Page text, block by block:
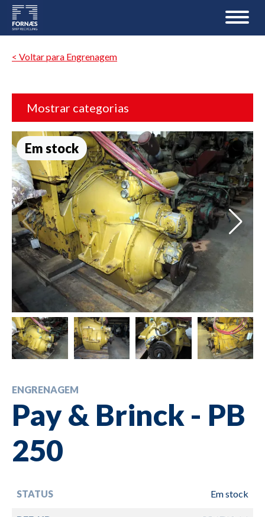
< Voltar para Engrenagem
Mostrar categorias
Em stock
ENGRENAGEM
Pay & Brinck - PB
250
STATUS Em stock